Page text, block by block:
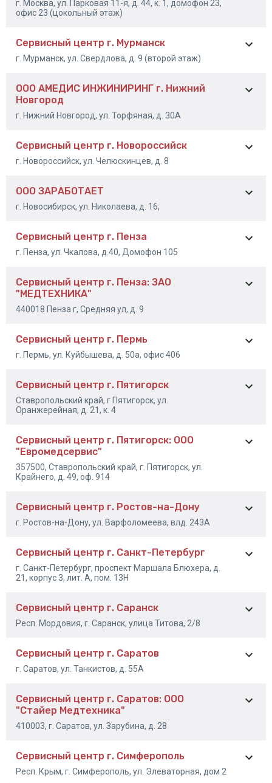
+375 (33) 364-97-67
г. Москва, ул. Парковая 11-я, д. 44, к. 1, домофон 23,
офис 23 (цокольный этаж)
Сервисный центр г. Мурманск
г. Мурманск, ул. Свердлова, д. 9 (второй этаж)
+7 (815) 255-59-00 доб
140
+7 (815) 255-50-03
ООО АМЕДИС ИНЖИНИРИНГ г. Нижний
Новгород
г. Нижний Новгород, ул. Торфяная, д. 30А
Сервисный центр г. Новороссийск
г. Новороссийск, ул. Челюскинцев, д. 8
ООО ЗАРАБОТАЕТ
г. Новосибирск, ул. Николаева, д. 16,
Сервисный центр г. Пенза
г. Пенза, ул. Чкалова, д.40, Домофон 105
+7 (991) 395-77-82
Сервисный центр г. Пенза: ЗАО
"МЕДТЕХНИКА"
440018 Пенза г, Средняя ул, д. 9
Сервисный центр г. Пермь
г. Пермь, ул. Куйбышева, д. 50а, офис 406
+7 (902) 472-65-22
Сервисный центр г. Пятигорск
Ставропольский край, г Пятигорск, ул.
Оранжерейная, д. 21, к. 4
+7 (879) 339-33-39
Сервисный центр г. Пятигорск: ООО
"Евромедсервис"
357500, Ставропольский край, г. Пятигорск, ул.
Крайнего, д. 49, оф. 914
8 (8793) 36-36-87
Сервисный центр г. Ростов-на-Дону
г. Ростов-на-Дону, ул. Варфоломеева, влд. 243А
+7 (903) 401-46-92
Сервисный центр г. Санкт-Петербург
г. Санкт-Петербург, проспект Маршала Блюхера, д.
21, корпус 3, лит. А, пом. 13Н
363
Сервисный центр г. Саранск
Респ. Мордовия, г. Саранск, улица Титова, 2/8
+7 (927) 276-37-95
Сервисный центр г. Саратов
г. Саратов, ул. Танкистов, д. 55А
+7 (8452) 64-15-53
+7 (8452) 69-26-69
+7 (8452) 64-43-54
Сервисный центр г. Саратов: ООО
"Стайер Медтехника"
410003, г. Саратов, ул. Зарубина, д. 28
Сервисный центр г. Симферополь
Респ. Крым, г. Симферополь, ул. Элеваторная, дом 2